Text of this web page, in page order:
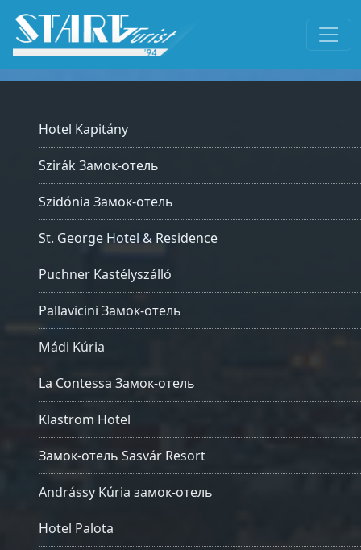
Hotel Kapitány
Szirák Замок-отель
Szidónia Замок-отель
St. George Hotel & Residence
Puchner Kastélyszálló
Pallavicini Замок-отель
Mádi Kúria
La Contessa Замок-отель
Klastrom Hotel
Замок-отель Sasvár Resort
Andrássy Kúria замок-отель
Hotel Palota